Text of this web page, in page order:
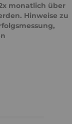
monatlich über
Hinweise zu